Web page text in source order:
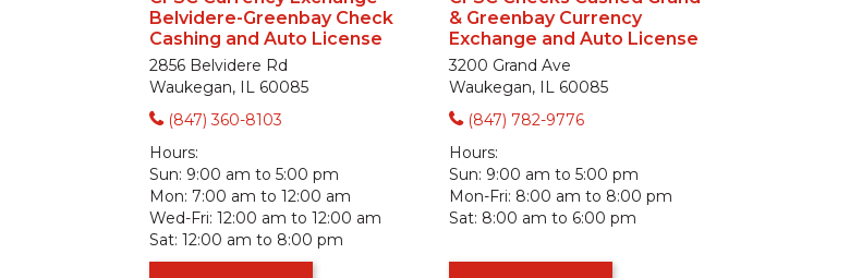
Belvidere-Greenbay Check
Cashing and Auto License
2856 Belvidere Rd
Waukegan, IL 60085
(847) 360-8103
Hours:
Sun: 9:00 am to 5:00 pm
Mon: 7:00 am to 12:00 am
Wed-Fri: 12:00 am to 12:00 am
Sat: 12:00 am to 8:00 pm
& Greenbay Currency
Exchange and Auto License
3200 Grand Ave
Waukegan, IL 60085
(847) 782-9776
Hours:
Sun: 9:00 am to 5:00 pm
Mon-Fri: 8:00 am to 8:00 pm
Sat: 8:00 am to 6:00 pm